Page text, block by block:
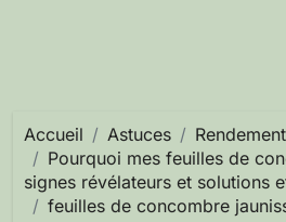
Accueil Astuces
Pourquoi mes feuilles de
signes révélateurs et solutions
feuilles de concombre